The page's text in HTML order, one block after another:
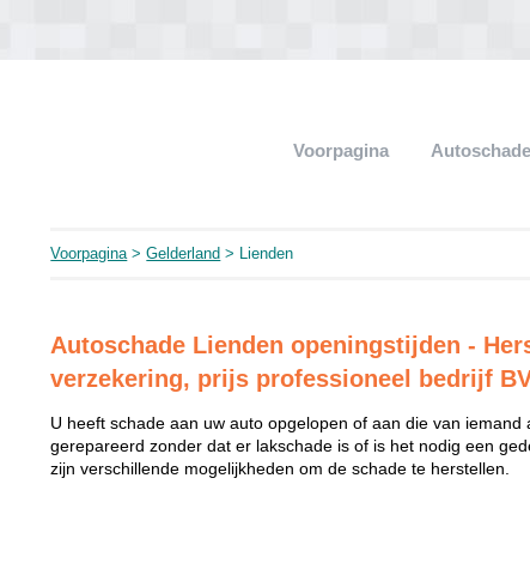
Voorpagina
Voorpagina>Gelderland > Lienden
Autoschade Lienden openingstijden -
verzekering, prijs professioneel bedrijf
U heeft schade aan uw auto opgelopen of aan die van
gerepareerd zonder dat er lakschade is of is het nodig een
zijn verschillende mogelijkheden om de schade te herstellen.